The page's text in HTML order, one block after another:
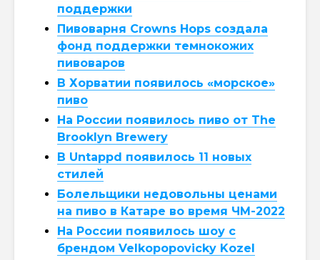
поддержки
Пивоварня Crowns Hops создала
фонд поддержки темнокожих
пивоваров
В Хорватии появилось «морское»
пиво
На России появилось пиво от The
Brooklyn Brewery
В Untappd появилось 11 новых
стилей
Болельщики недовольны ценами
на пиво в Катаре во время ЧМ-2022
На России появилось шоу с
брендом Velkopopovicky Kozel